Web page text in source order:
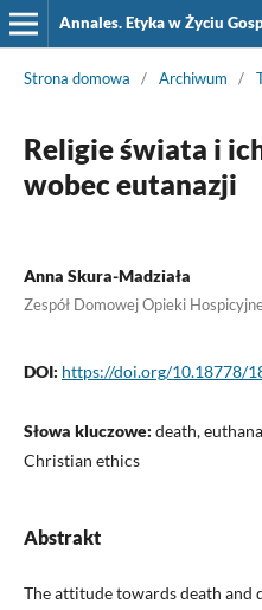
Annales. Etyka w Życiu
Strona domowa / Archiwum /
Religie świata i
wobec eutanazji
Anna Skura-Madziała
Zespół Domowej Opieki
DOI: https://doi.org/10.18778/
Słowa kluczowe: death,
Christian ethics
Abstrakt
The attitude towards death and